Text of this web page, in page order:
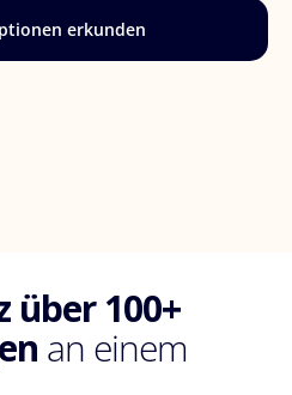
erkunden
über 100+
an einem